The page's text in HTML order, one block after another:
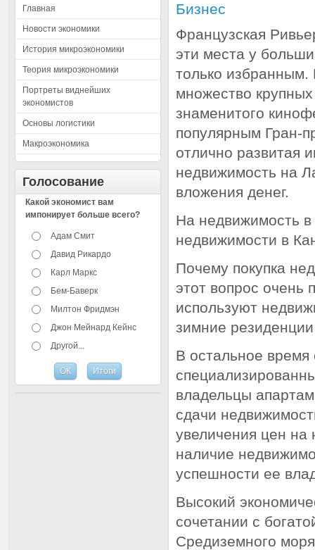
Главная
Новости экономики
История микроэкономики
Теория микроэкономики
Портреты виднейших
экономистов
Основы логистики
Макроэкономика
Голосование
Какой экономист вам
импонирует больше всего?
Адам Смит
Давид Рикардо
Карл Маркс
Бем-Баверк
Милтон Фридмэн
Джон Мейнард Кейнс
Другой...
Бизнес
Французская
эти места у
только избранным.
множество
знаменитого
популярным Гран-
отлично развитая
недвижимость на
вложения денег.
На недвижимость в
недвижимости в
Почему покупка
этот вопрос очень
используют
зимние
В остальное
владельцы
сдачи
увеличения цен
наличие
успешности ее
Высокий
сочетании с
Средиземного